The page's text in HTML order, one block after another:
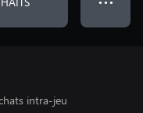
● ● ●
intra-jeu